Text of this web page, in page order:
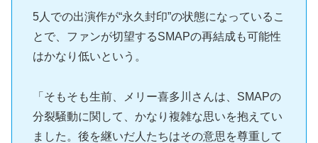
5人での出演作が“永久封印”の状態になっているこ
とで、ファンが切望するSMAPの再結成も可能性
はかなり低いという。
「そもそも生前、メリー喜多川さんは、SMAPの
分裂騒動に関して、かなり複雑な思いを抱えてい
ました。後を継いだ人たちはその意思を尊重して